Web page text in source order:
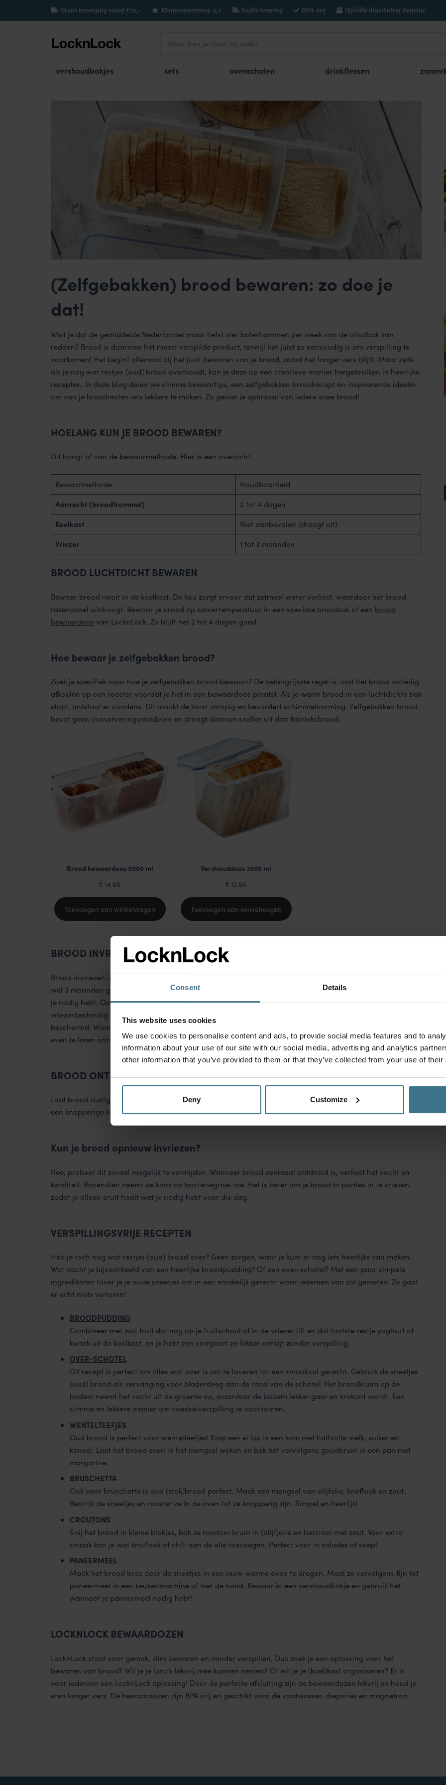
Consent Details
This website uses cookies
We use cookies to personalise content and ads, to provide social media features and to
information about your use of our site with our social media, advertising and analytics
other information that you’ve provided to them or that they’ve collected from your use of
Deny Customize
Gratis bezorging vanaf €75,- Klantwaardering: 9,2 Snelle levering BPA-vrij Officiële distributeur Benelux
vershoudbakjes sets ovenschalen drinkflessen
(Zelfgebakken) brood bewaren: zo doe je
dat!
Wist je dat de gemiddelde Nederlander maar liefst vier boterhammen per week van de afvalbak kan
redden? Brood is daarmee het meest verspilde product, terwijl het juist zo eenvoudig is om verspilling te
voorkomen! Het begint allemaal bij het juist bewaren van je brood, zodat het langer vers blijft. Maar zelfs
als je nog wat restjes (oud) brood overhoudt, kan je deze op een creatieve manier hergebruiken in heerlijke
recepten. In deze blog delen we slimme bewaartips, een zelfgebakken broodrecept én inspirerende ideeën
om van je broodresten iets lekkers te maken. Zo geniet je optimaal van iedere snee brood!
HOELANG KUN JE BROOD BEWAREN?
Dit hangt af van de bewaarmethode. Hier is een overzicht:
Bewaarmethode
Houdbaarheid
Aanrecht (broodtrommel)
2 tot 4 dagen
Koelkast
Niet aanbevolen (droogt uit)
Vriezer
1 tot 3 maanden
BROOD LUCHTDICHT BEWAREN
Bewaar brood nooit in de koelkast. De kou zorgt ervoor dat zetmeel water verliest, waardoor het brood
razendsnel uitdroogt. Bewaar je brood op kamertemperatuur in een speciale broodzak of een brood
bewaardoos van LocknLock. Zo blijft het 2 tot 4 dagen goed.
Hoe bewaar je zelfgebakken brood?
Zoek je specifiek naar hoe je zelfgebakken brood bewaart? De belangrijkste regel is: laat het brood volledig
afkoelen op een rooster voordat je het in een bewaardoos plaatst. Als je warm brood in een luchtdichte bak
stopt, ontstaat er condens. Dit maakt de korst zompig en bevordert schimmelvorming. Zelfgebakken brood
bevat geen conserveringsmiddelen en droogt daarom sneller uit dan fabrieksbrood.
Brood bewaardoos 5000 ml
€ 14.95
Toevoegen aan winkelwagen
Vershouddoos 3900 ml
€ 12.95
Toevoegen aan winkelwagen
BROOD INVRIEZEN
Brood invriezen is de beste manier om de versheid wekenlang te garanderen. In de vriezer blijft brood tot
wel 3 maanden goed. Snijd het brood vooraf in plakken, zodat je eenvoudig alleen de porties eruit haalt die
je nodig hebt. Ook hier komt debrood bewaardoosvan LocknLock weer goed van pas. De bewaardoos is
vriezerbestendig en dankzij de 100% lucht- en waterdichte afsluiting blijft je brood in de vriezer optimaal
beschermd. Wanneer je zin hebt in een sneetje brood, hoef je het alleen maar uit de vriezer te halen en
even te laten ontdooien, of direct in de broodrooster te stoppen voor een heerlijk krokante toast!
BROOD ONTDOOIEN
Laat brood rustig ontdooien op kamertemperatuur of doe een bevroren snee direct in de broodrooster voor
een knapperige korst.
Kun je brood opnieuw invriezen?
Nee, probeer dit zoveel mogelijk te vermijden. Wanneer brood eenmaal ontdooid is, verliest het vocht en
kwaliteit. Bovendien neemt de kans op bacteriegroei toe. Het is beter om je brood in porties in te vriezen,
zodat je alleen eruit haalt wat je nodig hebt voor die dag.
VERSPILLINGSVRIJE RECEPTEN
Heb je toch nog wat restjes (oud) brood over? Geen zorgen, want je kunt er nog iets heerlijks van maken.
Wat dacht je bijvoorbeeld van een heerlijke broodpudding? Of een over-schotel? Met een paar simpele
ingrediënten tover je je oude sneetjes om in een smakelijk gerecht waar iedereen van zal genieten. Zo gaat
er echt niets verloren!
BROODPUDDING
Combineer met wat fruit dat nog op je fruitschaal of in de vriezer lift en dat laatste restje yoghurt of
kwark uit de koelkast, en je hebt een compleet en lekker ontbijt zonder verspilling.
OVER-SCHOTEL
Dit recept is perfect om alles wat over is om te toveren tot een smaakvol gerecht. Gebruik de sneetjes
(oud) brood als vervanging voor bladerdeeg aan de rand van de schotel. Het broodkruim op de
bodem neemt het vocht uit de groente op, waardoor de bodem lekker gaar en krokant wordt. Een
slimme en lekkere manier om voedselverspilling te voorkomen.
WENTELTEEFJES
Oud brood is perfect voor wentelteefjes! Klop een ei los in een kom met halfvolle melk, suiker en
kaneel. Laat het brood even in het mengsel weken en bak het vervolgens goudbruin in een pan met
margarine.
BRUSCHETTA
Ook voor bruschetta is oud (stok)brood perfect. Maak een mengsel van olijfolie, knoflook en zout.
Bestrijk de sneetjes en rooster ze in de oven tot ze knapperig zijn. Simpel en heerlijk!
CROUTONS
Snij het brood in kleine blokjes, bak ze rondom bruin in (olijf)olie en bestrooi met zout. Voor extra
smaak kan je wat knoflook of chili aan de olie toevoegen. Perfect voor in salades of soep!
PANEERMEEL
Maak het brood bros door de sneetjes in een lauw warme oven te drogen. Maal ze vervolgens fijn tot
paneermeel in een keukenmachine of met de hand. Bewaar in een vershoudbakjeen gebruik het
wanneer je paneermeel nodig hebt!
LOCKNLOCK BEWAARDOZEN
LocknLock staat voor gemak, slim bewaren en minder verspillen. Dus zoek je een oplossing voor het
bewaren van brood? Wil je je lunch lekvrij mee kunnen nemen? Of wil je je (koel)kast organiseren? Er is
voor iedereen een LocknLock oplossing! Door de perfecte afsluiting zijn de bewaardozen lekvrij en houd je
eten langer vers. De bewaardozen zijn BPA vrij en geschikt voor de vaatwasser, diepvries en magnetron.